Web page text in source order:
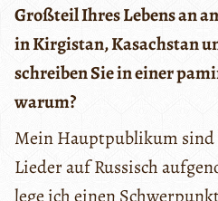
Großteil Ihres Lebens an
in Kirgistan, Kasachstan
schreiben Sie in einer
warum?
Mein Hauptpublikum sind
Lieder auf Russisch